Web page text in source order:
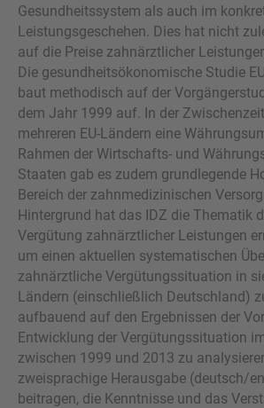
Gesundheitssystem als auch im
Leistungsgeschehen. Dies hat nicht
auf die Preise zahnärztlicher
Die gesundheitsökonomische Studie
baut methodisch auf der
dem Jahr 1999 auf. In der
mehreren EU-Ländern eine
Rahmen der Wirtschafts- und
Staaten gab es zudem grundlegende
Bereich der zahnmedizinischen
Hintergrund hat das IDZ die Thematik
Vergütung zahnärztlicher Leistungen
um einen aktuellen systematischen
zahnärztliche Vergütungssituation in
Ländern (einschließlich Deutschland)
aufbauend auf den Ergebnissen der
Entwicklung der Vergütungssituation
zwischen 1999 und 2013 zu
zweisprachige Herausgabe (deutsch/
beitragen, die Kenntnisse und das